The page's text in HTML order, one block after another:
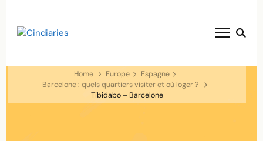
Home Europe
Espagne
Barcelone : quels quartiers visiter et où loger ?
Tibidabo – Barcelone